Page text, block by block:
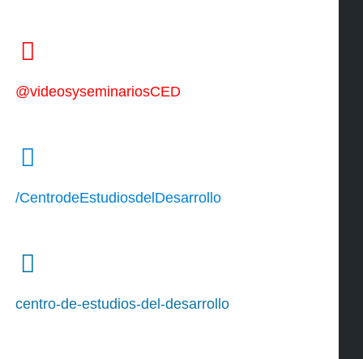
@videosyseminariosCED
/CentrodeEstudiosdelDesarrollo
centro-de-estudios-del-desarrollo